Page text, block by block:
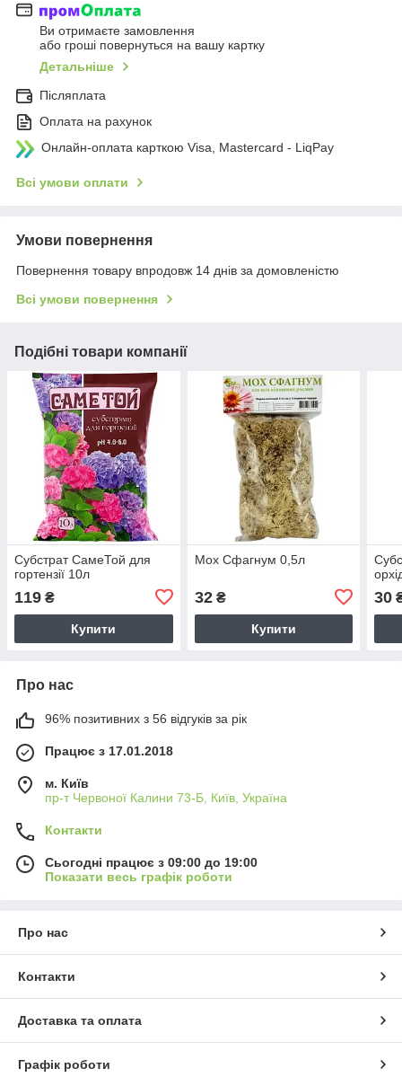
Ви отримаєте замовлення
або гроші повернуться на вашу картку
Детальніше
Післяплата
Оплата на рахунок
Онлайн-оплата карткою Visa, Mastercard - LiqPay
Всі умови оплати
Умови повернення
Повернення товару впродовж 14 днів за домовленістю
Всі умови повернення
Подібні товари компанії
Субстрат СамеТой для
гортензії 10л
119 ₴
Купити
Мох Сфагнум 0,5л
32₴
Купити
30
Про нас
96% позитивних з 56 відгуків за рік
Працює з 17.01.2018
м. Київ
пр-т Червоної Калини 73-Б, Київ, Україна
Контакти
Сьогодні працює з 09:00 до 19:00
Показати весь графік роботи
Про нас
Контакти
Доставка та оплата
Графік роботи